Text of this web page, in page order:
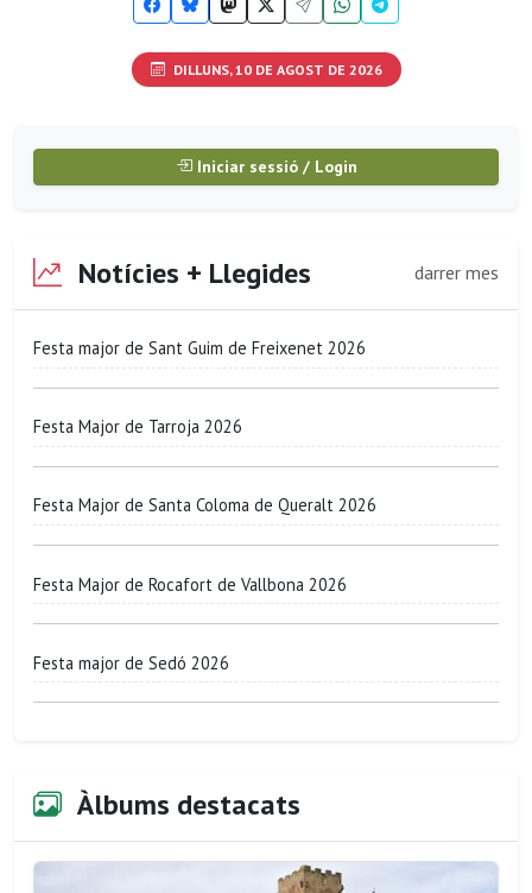
DILLUNS, 10 DE AGOST DE 2026
Iniciar sessió / Login
Notícies + Llegides darrer mes
Festa major de Sant Guim de Freixenet 2026
Festa Major de Tarroja 2026
Festa Major de Santa Coloma de Queralt 2026
Festa Major de Rocafort de Vallbona 2026
Festa major de Sedó 2026
Àlbums destacats